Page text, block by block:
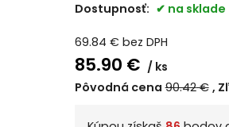
Dostupnosť: na sklade
69.84 € bez DPH
85.90 €
ks
Pôvodná cena 90.42€